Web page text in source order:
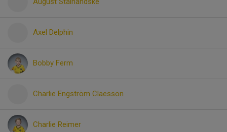
Axel Delphin
Bobby Ferm
Charlie Engström Claesson
Charlie Reimer